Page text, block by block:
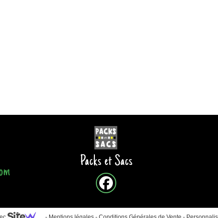
Packs et Sacs